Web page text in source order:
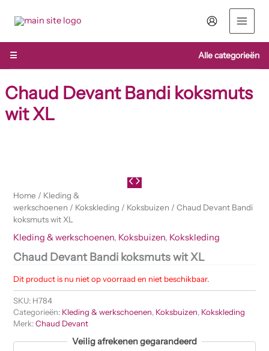
naar
inhoud
☰
Alle categorieën
Chaud Devant Bandi koksmuts
wit XL
Home / Kleding &
werkschoenen / Kokskleding / Koksbuizen / Chaud Devant Bandi
koksmuts wit XL
Kleding & werkschoenen, Koksbuizen, Kokskleding
Chaud Devant Bandi koksmuts wit XL
Dit product is nu niet op voorraad en niet beschikbaar.
SKU: H784
Categorieën: Kleding & werkschoenen, Koksbuizen, Kokskleding
Merk:Chaud Devant
Veilig afrekenen gegarandeerd